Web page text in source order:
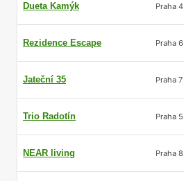
Dueta Kamýk Praha 4
Rezidence Escape Praha 6
Jateční 35 Praha 7
Trio Radotín Praha 5
NEAR living Praha 8